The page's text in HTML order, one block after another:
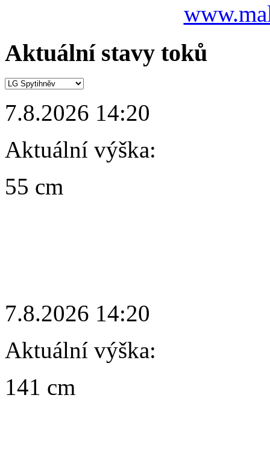
Aktuální stavy toků
7.8.2026 14:20
Aktuální výška:
55 cm
7.8.2026 14:20
Aktuální výška:
141 cm